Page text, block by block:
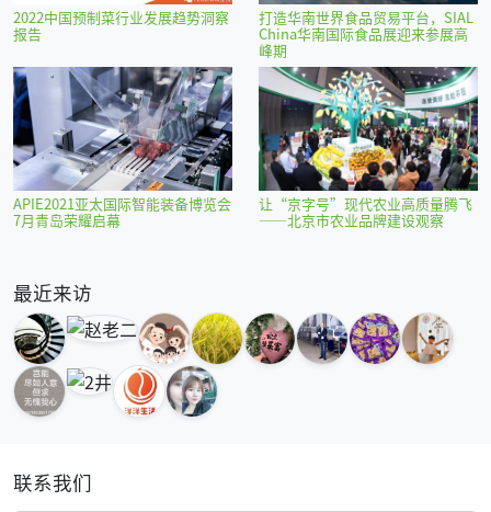
2022中国预制菜行业发展趋势洞察
报告
打造华南世界食品贸易平台，SIAL
China华南国际食品展迎来参展高
峰期
APIE2021亚太国际智能装备博览会
7月青岛荣耀启幕
让“京字号”现代农业高质量腾飞
——北京市农业品牌建设观察
最近来访
联系我们